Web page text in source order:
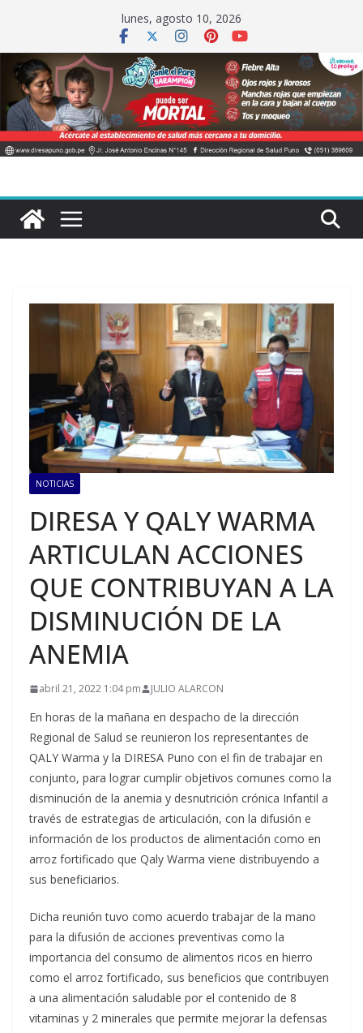
contenido
lunes, agosto 10, 2026
NOTICIAS
DIRESA Y QALY WARMA
ARTICULAN ACCIONES
QUE CONTRIBUYAN A LA
DISMINUCIÓN DE LA
ANEMIA
abril 21, 2022 1:04 pm JULIO ALARCON
En horas de la mañana en despacho de la dirección
Regional de Salud se reunieron los representantes de
QALY Warma y la DIRESA Puno con el fin de trabajar en
conjunto, para lograr cumplir objetivos comunes como la
disminución de la anemia y desnutrición crónica Infantil a
través de estrategias de articulación, con la difusión e
información de los productos de alimentación como en
arroz fortificado que Qaly Warma viene distribuyendo a
sus beneficiarios.
Dicha reunión tuvo como acuerdo trabajar de la mano
para la difusión de acciones preventivas como la
importancia del consumo de alimentos ricos en hierro
como el arroz fortificado, sus beneficios que contribuyen
a una alimentación saludable por el contenido de 8
vitaminas y 2 minerales que permite mejorar la defensas